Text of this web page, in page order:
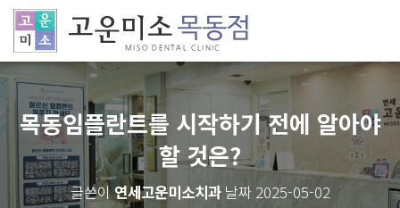
목동임플란트를 시작하기 전에 알아야
할 것은?
글쓴이연세고운미소치과날짜 2025-05-02